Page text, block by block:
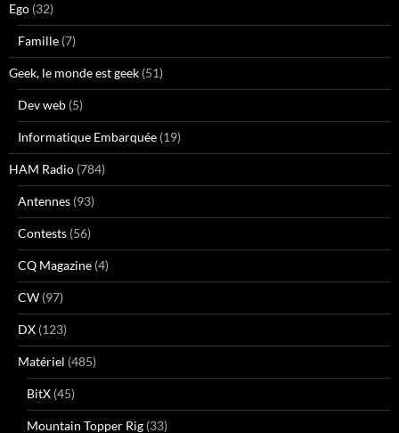
Ego (32)
Famille (7)
Geek, le monde est geek (51)
Dev web (5)
Informatique Embarquée (19)
HAM Radio (784)
Antennes (93)
Contests (56)
CQ Magazine (4)
CW (97)
DX (123)
Matériel (485)
BitX (45)
Mountain Topper Rig (33)